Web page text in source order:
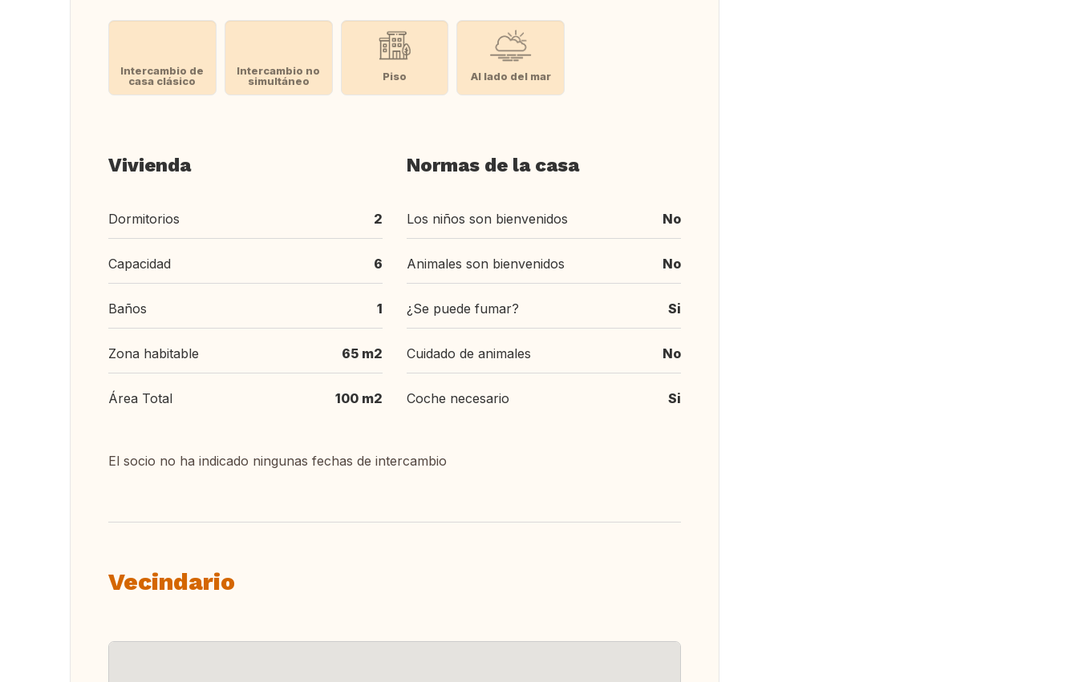
Intercambio de
casa clásico
Intercambio no
simultáneo
Piso Al lado del mar
Vivienda
Dormitorios 2
Capacidad 6
Baños 1
Zona habitable 65 m2
Área Total 100 m2
Normas de la casa
Los niños son bienvenidos No
Animales son bienvenidos No
¿Se puede fumar? Si
Cuidado de animales No
Coche necesario Si
El socio no ha indicado ningunas fechas de intercambio
Vecindario